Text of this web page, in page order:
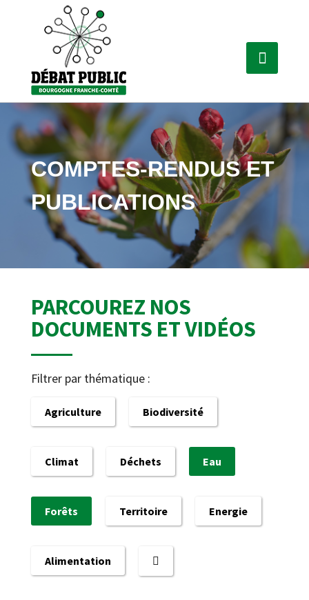
COMPTES-RENDUS ET
PUBLICATIONS
PARCOUREZ NOS
DOCUMENTS ET VIDÉOS
Filtrer par thématique :
Agriculture Biodiversité
Climat Déchets Eau
Forêts Territoire Energie
Alimentation